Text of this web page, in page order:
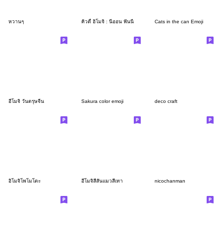
หวานๆ คิวตี้ อิโมจิ : นีออน ฟันนี่ Cats in the can Emoji
อีโมจิ วันตรุษจีน Sakura color emoji deco craft
อิโมจิโพโมโตะ อีโมจิสีสันแมวสีเทา nicochanman